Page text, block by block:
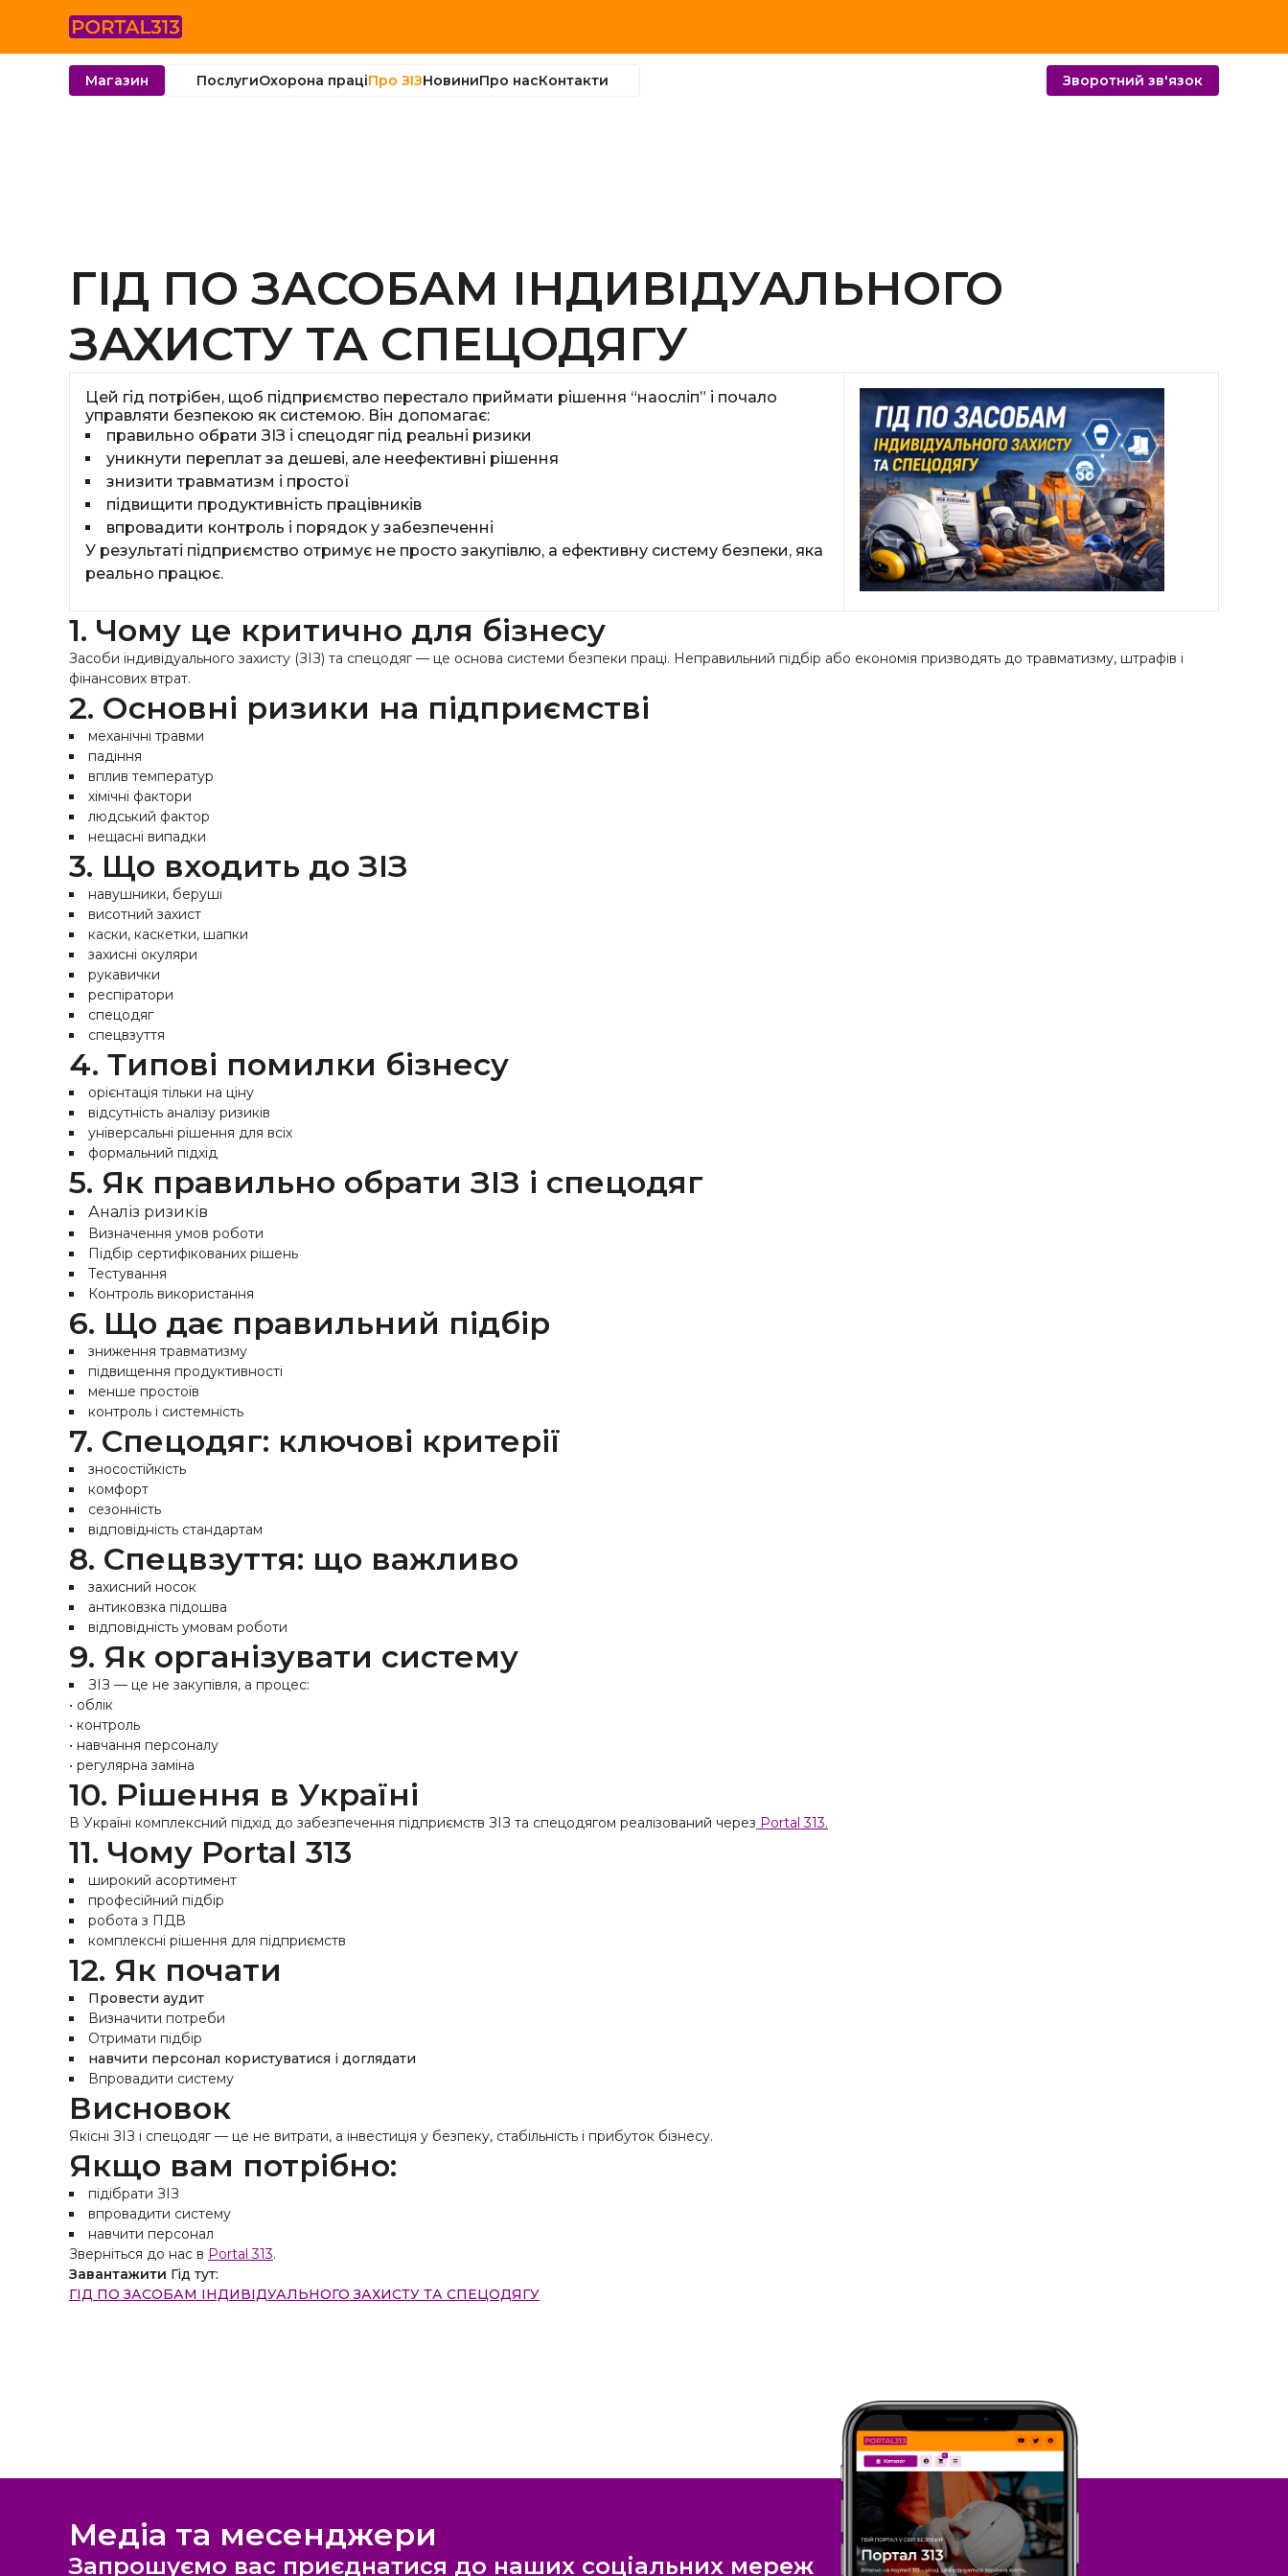
Магазин ПослугиОхорона праціПро ЗІЗНовиниПро насКонтакти Зворотний зв'язок
ГІД ПО ЗАСОБАМ ІНДИВІДУАЛЬНОГО
ЗАХИСТУ ТА СПЕЦОДЯГУ
Цей гід потрібен, щоб підприємство перестало приймати рішення “наосліп” і почало
управляти безпекою як системою. Він допомагає:
правильно обрати ЗІЗ і спецодяг під реальні ризики
уникнути переплат за дешеві, але неефективні рішення
знизити травматизм і простої
підвищити продуктивність працівників
впровадити контроль і порядок у забезпеченні
У результаті підприємство отримує не просто закупівлю, а ефективну систему безпеки, яка
реально працює.
1. Чому це критично для бізнесу
Засоби індивідуального захисту (ЗІЗ) та спецодяг — це основа системи безпеки праці. Неправильний підбір або економія призводять до травматизму, штрафів і
фінансових втрат.
2. Основні ризики на підприємстві
механічні травми
падіння
вплив температур
хімічні фактори
людський фактор
нещасні випадки
3. Що входить до ЗІЗ
навушники, беруші
висотний захист
каски, каскетки, шапки
захисні окуляри
рукавички
респіратори
спецодяг
спецвзуття
4. Типові помилки бізнесу
орієнтація тільки на ціну
відсутність аналізу ризиків
універсальні рішення для всіх
формальний підхід
5. Як правильно обрати ЗІЗ і спецодяг
Аналіз ризиків
Визначення умов роботи
Підбір сертифікованих рішень
Тестування
Контроль використання
6. Що дає правильний підбір
зниження травматизму
підвищення продуктивності
менше простоїв
контроль і системність
7. Спецодяг: ключові критерії
зносостійкість
комфорт
сезонність
відповідність стандартам
8. Спецвзуття: що важливо
захисний носок
антиковзка підошва
відповідність умовам роботи
9. Як організувати систему
ЗІЗ — це не закупівля, а процес:
• облік
• контроль
• навчання персоналу
• регулярна заміна
10. Рішення в Україні
В Україні комплексний підхід до забезпечення підприємств ЗІЗ та спецодягом реалізований через Portal 313.
11. Чому Portal 313
широкий асортимент
професійний підбір
робота з ПДВ
комплексні рішення для підприємств
12. Як почати
Провести аудит
Визначити потреби
Отримати підбір
навчити персонал користуватися і доглядати
Впровадити систему
Висновок
Якісні ЗІЗ і спецодяг — це не витрати, а інвестиція у безпеку, стабільність і прибуток бізнесу.
Якщо вам потрібно:
підібрати ЗІЗ
впровадити систему
навчити персонал
Зверніться до нас в Portal 313.
Завантажити Гід тут:
ГІД ПО ЗАСОБАМ ІНДИВІДУАЛЬНОГО ЗАХИСТУ ТА СПЕЦОДЯГУ
Медіа та месенджери
Запрошуємо вас приєднатися до наших соціальних мереж